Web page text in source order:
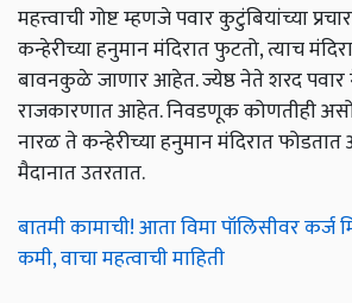
महत्त्वाची गोष्ट म्हणजे पवार कुटुंबियांच्या
कन्हेरीच्या हनुमान मंदिरात फुटतो, त्याच
बावनकुळे जाणार आहेत. ज्येष्ठ नेते शरद पवार
राजकारणात आहेत. निवडणूक कोणतीही
नारळ ते कन्हेरीच्या हनुमान मंदिरात
मैदानात उतरतात.
बातमी कामाची! आता विमा पॉलिसीवर कर्ज
कमी, वाचा महत्वाची माहिती